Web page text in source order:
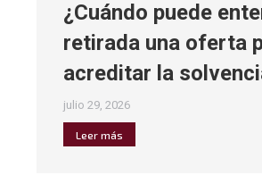
¿Cuándo puede
retirada una oferta
acreditar la
julio 29, 2026
Leer más